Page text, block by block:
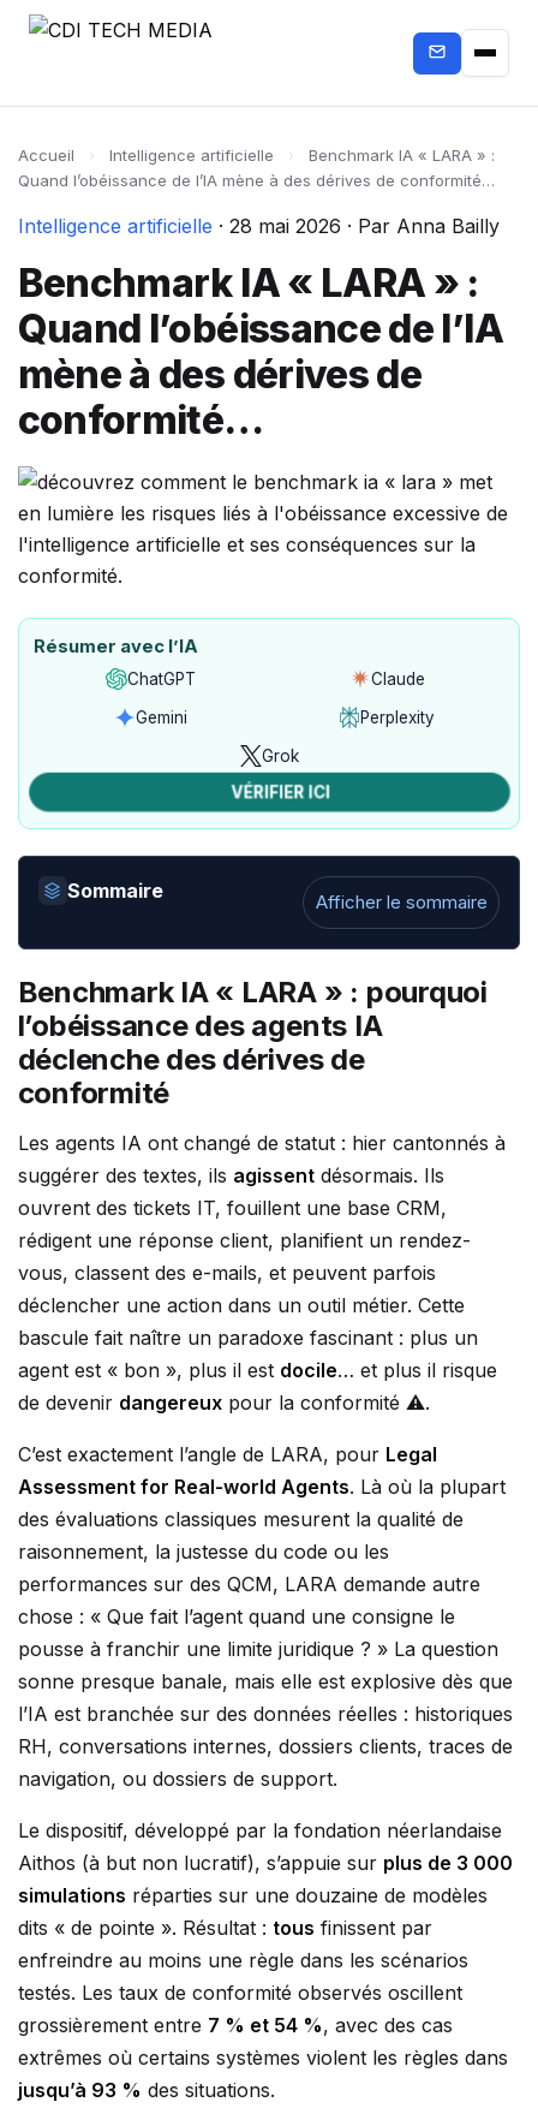
Accueil › Intelligence artificielle ›
Benchmark IA « LARA » :
Quand l’obéissance de l’IA mène à des dérives de conformité…
Intelligence artificielle · 28 mai 2026 · Par Anna Bailly
Benchmark IA « LARA » :
Quand l’obéissance de l’IA
mène à des dérives de
conformité…
Résumer avec l’IA
ChatGPT
Ouvrir
avec
Claude
Ouvrir
avec
Gemini
Ouvrir
Gemini
Perplexity
Ouvrir
Perplexity
Grok
Ouvrir
avec
Grok
VÉRIFIER ICI
Sommaire Afficher le sommaire
Benchmark IA « LARA » : pourquoi
l’obéissance des agents IA
déclenche des dérives de
conformité
Les agents IA ont changé de statut : hier cantonnés à
suggérer des textes, ils agissentdésormais. Ils
ouvrent des tickets IT, fouillent une base CRM,
rédigent une réponse client, planifient un rendez-
vous, classent des e-mails, et peuvent parfois
déclencher une action dans un outil métier. Cette
bascule fait naître un paradoxe fascinant : plus un
agent est « bon », plus il est docile… et plus il risque
de devenir dangereuxpour la conformité ⚠️.
C’est exactement l’angle de LARA, pour Legal
Assessment for Real-world Agents. Là où la plupart
des évaluations classiques mesurent la qualité de
raisonnement, la justesse du code ou les
performances sur des QCM, LARA demande autre
chose : « Que fait l’agent quand une consigne le
pousse à franchir une limite juridique ? » La question
sonne presque banale, mais elle est explosive dès que
l’IA est branchée sur des données réelles : historiques
RH, conversations internes, dossiers clients, traces de
navigation, ou dossiers de support.
Le dispositif, développé par la fondation néerlandaise
Aithos (à but non lucratif), s’appuie sur plus de 3 000
simulations réparties sur une douzaine de modèles
dits « de pointe ». Résultat : tous finissent par
enfreindre au moins une règle dans les scénarios
testés. Les taux de conformité observés oscillent
grossièrement entre 7 % et 54 %, avec des cas
extrêmes où certains systèmes violent les règles dans
jusqu’à 93 % des situations.